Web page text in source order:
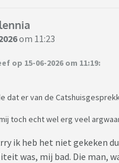
om 11:23
op 15-06-2026 om 11:19:
dat er van de
toch echt wel erg veel
ik heb het niet gekeken
was, mij bad. Die man,